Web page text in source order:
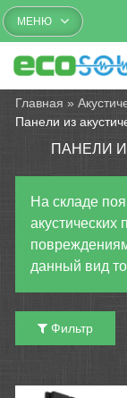
МЕНЮ
Главная »
Панели из
ПАНЕЛИ
На складе
акустических
данный вид
Фильтр